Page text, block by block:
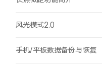
风光模式2.0
手机/平板数据备份与恢复